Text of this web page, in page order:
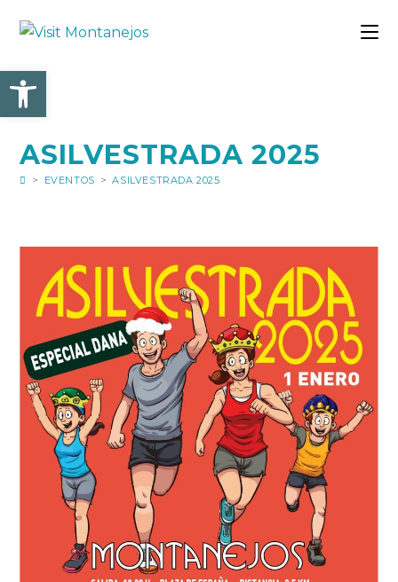
Abrir barra de
ASILVESTRADA 2025
> EVENTOS > ASILVESTRADA 2025